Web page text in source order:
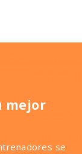
mejor
se